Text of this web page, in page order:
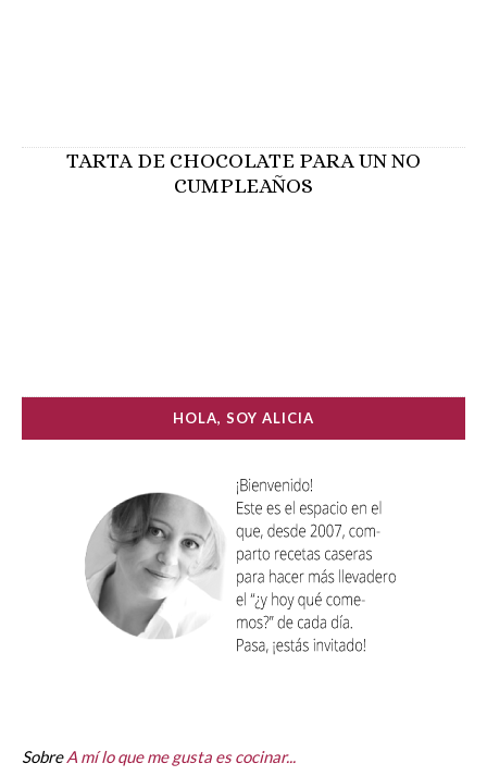
TARTA DE CHOCOLATE PARA UN NO
CUMPLEAÑOS
HOLA, SOY ALICIA
SobreA mí lo que me gusta es cocinar...